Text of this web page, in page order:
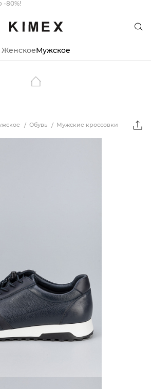
-80%!
ЖенскоеМужское
Обувь Мужские кроссовки